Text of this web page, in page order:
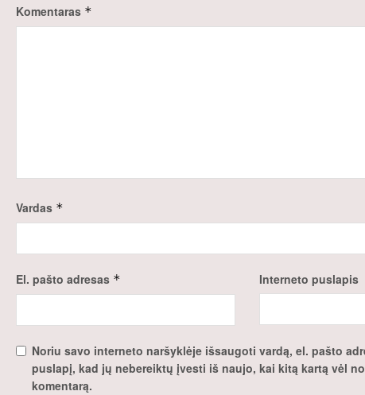
Komentaras *
Vardas *
El. pašto adresas * Interneto puslapis
Noriu savo interneto naršyklėje išsaugoti vardą, el. pašto
puslapį, kad jų nebereiktų įvesti iš naujo, kai kitą kartą vėl
komentarą.